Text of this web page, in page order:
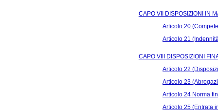
CAPO VII DISPOSIZIONI IN
Articolo 20
Articolo 21
CAPO VIII DISPOSIZIONI
Articolo 22
Articolo 23
Articolo 24 Norma
Articolo 25 (Entrata